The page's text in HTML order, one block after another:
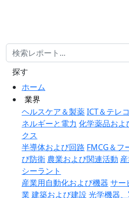
ホーム
業界
ヘルスケア＆製薬ICT＆テレ
ネルギーと電力 化学薬品およ
クス
半導体および回路 FMCG＆フ
び防衛 農業および関連活動
シーラント
産業用自動化および機器 サー
業 建築および建設 光学機器
探す